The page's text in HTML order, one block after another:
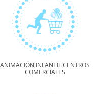
ANIMACIÓN INFANTIL CENTROS
COMERCIALES